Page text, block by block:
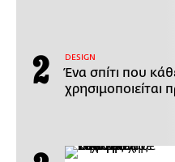
DESIGN
Ένα σπίτι που
χρησιμοποιείται